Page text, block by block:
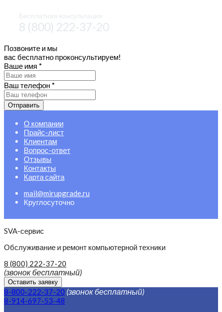
Бесплатная консультация
8 (800) 222-37-20
Позвоните и мы
вас бесплатно проконсультируем!
Ваше имя *
Ваш телефон *
Отправить
О компании
Прайс-лист
Клиентам
Вопрос-ответ
Отзывы
Контакты
Карта сайта
mail@mirupgrade.ru
Круглосуточно
SVA-сервис
Обслуживание и ремонт компьютерной техники
8 (800) 222-37-20
(звонок бесплатный)
Оставить заявку
8-800-222-37-20 (звонок бесплатный)
8-914-697-53-48